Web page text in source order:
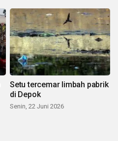
Setu tercemar limbah pabrik
di Depok
Senin, 22 Juni 2026